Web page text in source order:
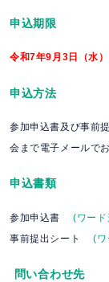
申込期限
令和7年9月3日（水
申込方法
参加申込書及び事前
会まで電子メールで
申込書類
参加申込書
(ワー
事前提出シート
(ワ
問い合わせ先